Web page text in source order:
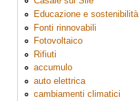
Educazione e sostenibilità
Fonti rinnovabili
Fotovoltaico
Rifiuti
accumulo
auto elettrica
cambiamenti climatici